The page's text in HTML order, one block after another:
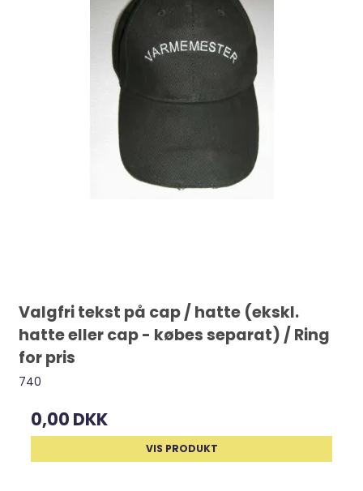
Valgfri tekst på cap / hatte (ekskl.
hatte eller cap - købes separat) / Ring
for pris
740
0,00 DKK
VIS PRODUKT